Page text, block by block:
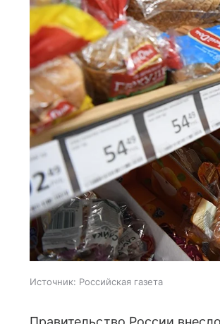
Источник: Российская газета